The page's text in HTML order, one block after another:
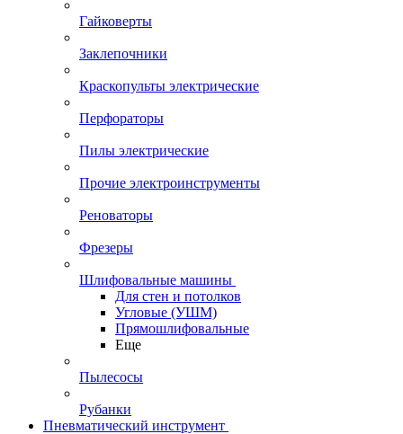
Гайковерты
Заклепочники
Краскопульты электрические
Перфораторы
Пилы электрические
Прочие электроинструменты
Реноваторы
Фрезеры
Шлифовальные машины
Для стен и потолков
Угловые (УШМ)
Прямошлифовальные
Еще
Пылесосы
Рубанки
Пневматический инструмент